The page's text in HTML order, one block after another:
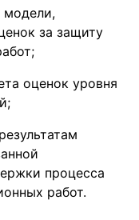
модели,
за защиту
оценок уровня
процесса
работ.